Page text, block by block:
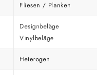
Fliesen / Planken
Designbeläge
Vinylbeläge
Heterogen